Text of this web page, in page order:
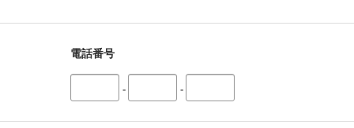
電話番号
- -